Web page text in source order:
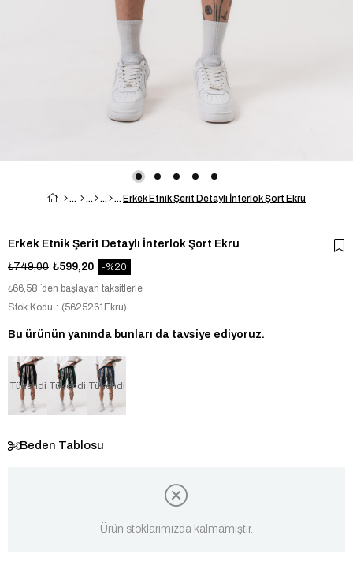
Erkek Etnik Şerit Detaylı İnterlok Şort Ekru
Erkek Etnik Şerit Detaylı İnterlok Şort Ekru
₺749,00 ₺599,20
20
₺66,58 `den başlayan taksitlerle
Stok Kodu
(5625261Ekru)
Bu ürünün yanında bunları da tavsiye ediyoruz.
Tükendi Tükendi Tükendi
Beden Tablosu
Ürün stoklarımızda kalmamıştır.